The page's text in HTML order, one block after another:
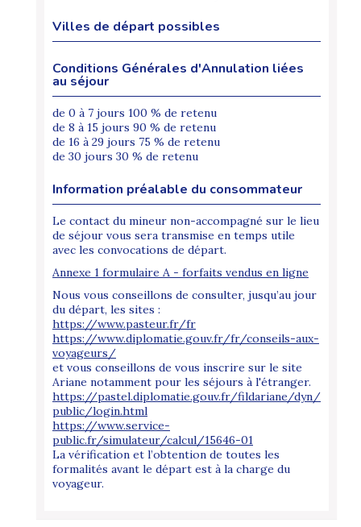
Villes de départ possibles
Conditions Générales d'Annulation liées
au séjour
de 0 à 7 jours 100 % de retenu
de 8 à 15 jours 90 % de retenu
de 16 à 29 jours 75 % de retenu
de 30 jours 30 % de retenu
Information préalable du consommateur
Le contact du mineur non-accompagné sur le lieu
de séjour vous sera transmise en temps utile
avec les convocations de départ.
Annexe 1 formulaire A - forfaits vendus en ligne
Nous vous conseillons de consulter, jusqu’au jour
du départ, les sites :
https://www.pasteur.fr/fr
https://www.diplomatie.gouv.fr/fr/conseils-aux-
voyageurs/
et vous conseillons de vous inscrire sur le site
Ariane notamment pour les séjours à l'étranger.
https://pastel.diplomatie.gouv.fr/fildariane/dyn/
public/login.html
https://www.service-
public.fr/simulateur/calcul/15646-01
La vérification et l’obtention de toutes les
formalités avant le départ est à la charge du
voyageur.